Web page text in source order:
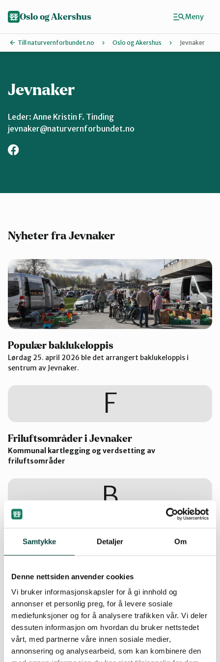
Samtykke Detaljer Om
Denne nettsiden anvender cookies
Vi bruker informasjonskapsler for å gi innhold og
annonser et personlig preg, for å levere sosiale
mediefunksjoner og for å analysere trafikken vår. Vi deler
dessuten informasjon om hvordan du bruker nettstedet
vårt, med partnerne våre innen sosiale medier,
annonsering og analysearbeid, som kan kombinere den
Finn ditt lokallag
Ås
Asker
Groruddalen
Hurum og Røyken
Jevnaker
Lillestrøm
Nannestad og Gjerdrum
Nes
Nordre Follo
Oslo Nord
Oslo Øst
Oslo og Akershus
Till naturvernforbundet.no Oslo og Akershus Jevnaker
Jevnaker
Leder: Anne Kristin F. Tinding
jevnaker@naturvernforbundet.no
Nyheter fra Jevnaker
Populær baklukeloppis
Lørdag 25. april 2026 ble det arrangert baklukeloppis i
sentrum av Jevnaker.
F
Friluftsområder i Jevnaker
Kommunal kartlegging og verdsetting av
friluftsområder
B
Biogassanlegg på Bergermoen, Jevnaker
HRA (Hadeland og Ringerike Avfallsselskap AS) har planer
om å utvide biogassanlegget på Trollmyra. Planene
definert som et storulykkeanlegg som utløser kravene i
S
Sterk lokal motstand mot nye hyttefelt ved